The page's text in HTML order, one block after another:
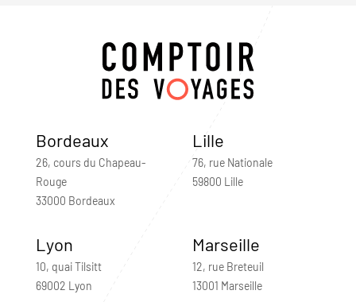
Bordeaux
26, cours du Chapeau-
Rouge
33000 Bordeaux
Lille
76, rue Nationale
59800 Lille
Lyon
10, quai Tilsitt
69002 Lyon
Marseille
12, rue Breteuil
13001 Marseille